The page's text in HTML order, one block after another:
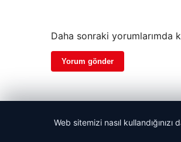
Daha sonraki yorumlarımda
© 2026 Havadis Haber | Güncel
Web sitemizi nasıl